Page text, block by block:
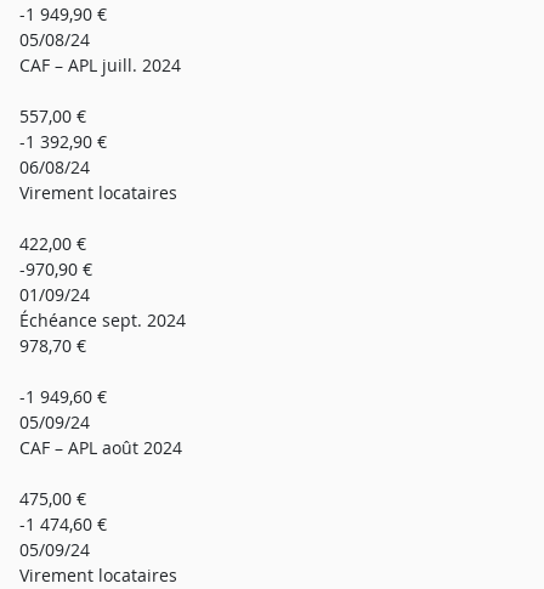
-1 949,90 €
05/08/24
CAF – APL juill. 2024
557,00 €
-1 392,90 €
06/08/24
Virement locataires
422,00 €
-970,90 €
01/09/24
Échéance sept. 2024
978,70 €
-1 949,60 €
05/09/24
CAF – APL août 2024
475,00 €
-1 474,60 €
05/09/24
Virement locataires